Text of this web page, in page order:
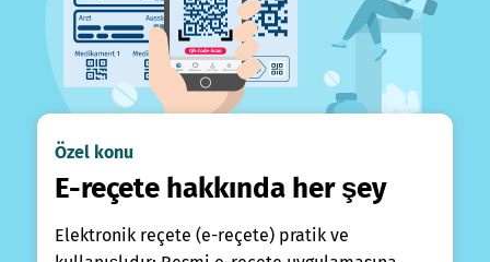
Özel konu
E-reçete hakkında her şey
Elektronik reçete (e-reçete) pratik ve